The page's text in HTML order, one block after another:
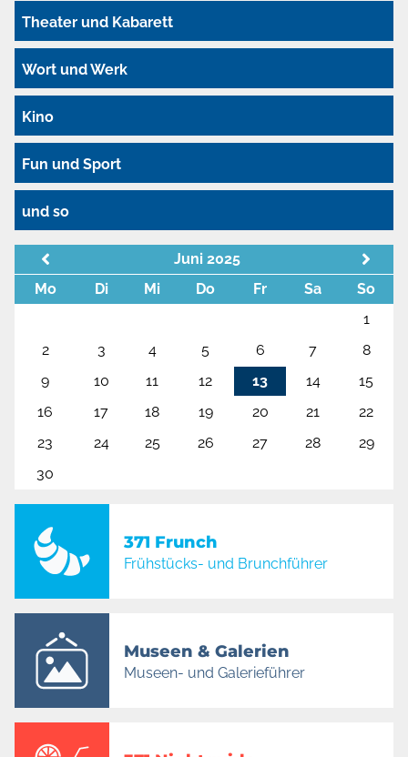
Theater und Kabarett
Wort und Werk
Kino
Fun und Sport
und so
Juni 2025
Mo
Di Mi Do Fr Sa
So
1
2
3 4 5 6 7
8
9
10 11 12 13 14
15
16
17 18 19 20 21
22
23
24 25 26 27 28
29
30
371 Frunch
Frühstücks- und Brunchführer
Museen & Galerien
Museen- und Galerieführer